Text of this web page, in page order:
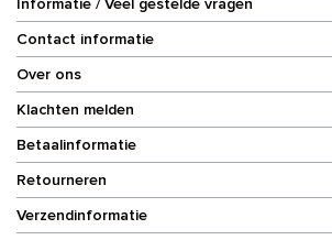
Informatie / Veel gestelde vragen
Contact informatie
Over ons
Klachten melden
Betaalinformatie
Retourneren
Verzendinformatie